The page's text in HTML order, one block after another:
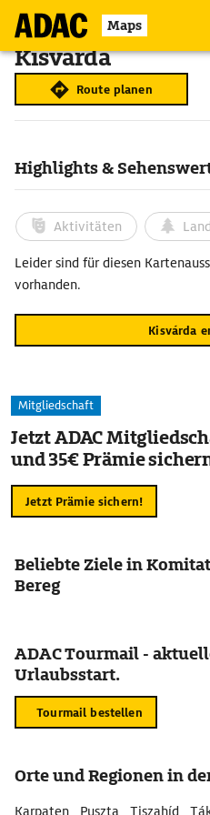
Maps
Kisvárda
Route planen
Highlights &
Aktivitäten
Leider sind für diesen
vorhanden.
Kisvárda
Mitgliedschaft
Jetzt ADAC
und 35€ Prämie
Jetzt Prämie sichern!
Beliebte Ziele in
Bereg
ADAC Tourmail -
Urlaubsstart.
Tourmail bestellen
Orte und Regionen in
Karpaten Puszta Tiszahíd